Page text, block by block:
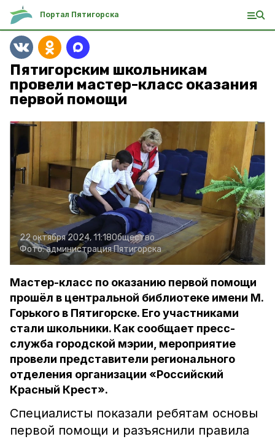
Портал Пятигорска
Пятигорским школьникам
провели мастер-класс оказания
первой помощи
22 октября 2024, 11:18Общество
Фото:администрация Пятигорска
Мастер-класс по оказанию первой помощи
прошёл в центральной библиотеке имени М.
Горького в Пятигорске. Его участниками
стали школьники. Как сообщает пресс-
служба городской мэрии, мероприятие
провели представители регионального
отделения организации «Российский
Красный Крест».
Специалисты показали ребятам основы
первой помощи и разъяснили правила